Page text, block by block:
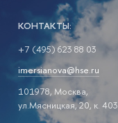
КОНТАКТЫ:
+7 (495) 623 88 03
imersianova@hse.ru
101978, Москва,
ул.Мясницкая, 20, к. 403